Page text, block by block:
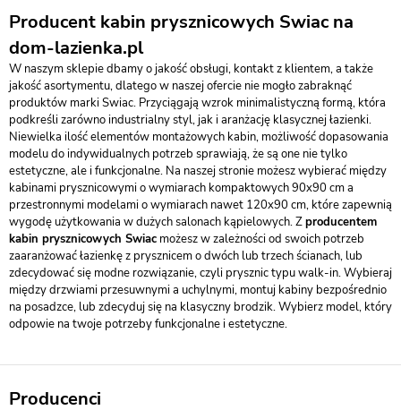
Producent kabin prysznicowych Swiac na
dom-lazienka.pl
W naszym sklepie dbamy o jakość obsługi, kontakt z klientem, a także
jakość asortymentu, dlatego w naszej ofercie nie mogło zabraknąć
produktów marki Swiac. Przyciągają wzrok minimalistyczną formą, która
podkreśli zarówno industrialny styl, jak i aranżację klasycznej łazienki.
Niewielka ilość elementów montażowych kabin, możliwość dopasowania
modelu do indywidualnych potrzeb sprawiają, że są one nie tylko
estetyczne, ale i funkcjonalne. Na naszej stronie możesz wybierać między
kabinami prysznicowymi o wymiarach kompaktowych 90x90 cm a
przestronnymi modelami o wymiarach nawet 120x90 cm, które zapewnią
wygodę użytkowania w dużych salonach kąpielowych. Zproducentem
kabin prysznicowych Swiac możesz w zależności od swoich potrzeb
zaaranżować łazienkę z prysznicem o dwóch lub trzech ścianach, lub
zdecydować się modne rozwiązanie, czyli prysznic typu walk-in. Wybieraj
między drzwiami przesuwnymi a uchylnymi, montuj kabiny bezpośrednio
na posadzce, lub zdecyduj się na klasyczny brodzik. Wybierz model, który
odpowie na twoje potrzeby funkcjonalne i estetyczne.
Producenci